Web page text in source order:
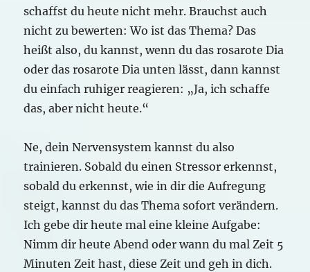
schaffst du heute nicht mehr. Brauchst auch
nicht zu bewerten: Wo ist das Thema? Das
heißt also, du kannst, wenn du das rosarote Dia
oder das rosarote Dia unten lässt, dann kannst
du einfach ruhiger reagieren: „Ja, ich schaffe
das, aber nicht heute.“
Ne, dein Nervensystem kannst du also
trainieren. Sobald du einen Stressor erkennst,
sobald du erkennst, wie in dir die Aufregung
steigt, kannst du das Thema sofort verändern.
Ich gebe dir heute mal eine kleine Aufgabe:
Nimm dir heute Abend oder wann du mal Zeit 5
Minuten Zeit hast, diese Zeit und geh in dich.